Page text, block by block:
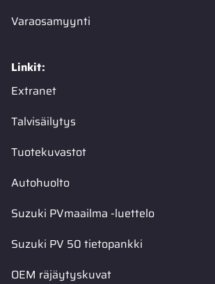
Varaosamyynti
Linkit:
Extranet
Talvisäilytys
Tuotekuvastot
Autohuolto
Suzuki PVmaailma -luettelo
Suzuki PV 50 tietopankki
OEM räjäytyskuvat